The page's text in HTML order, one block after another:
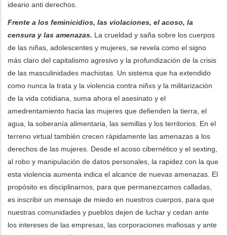
ideario anti derechos.
Frente a los feminicidios, las violaciones, el acoso, la
censura y las amenazas. La crueldad y saña sobre los cuerpos
de las niñas, adolescentes y mujeres, se revela como el signo
más claro del capitalismo agresivo y la profundización de la crisis
de las masculinidades machistas. Un sistema que ha extendido
como nunca la trata y la violencia contra niñxs y la militarización
de la vida cotidiana, suma ahora el asesinato y el
amedrentamiento hacia las mujeres que defienden la tierra, el
agua, la soberanía alimentaria, las semillas y los territorios. En el
terreno virtual también crecen rápidamente las amenazas a los
derechos de las mujeres. Desde el acoso cibernético y el sexting,
al robo y manipulación de datos personales, la rapidez con la que
esta violencia aumenta indica el alcance de nuevas amenazas. El
propósito es disciplinarnos, para que permanezcamos calladas,
es inscribir un mensaje de miedo en nuestros cuerpos, para que
nuestras comunidades y pueblos dejen de luchar y cedan ante
los intereses de las empresas, las corporaciones mafiosas y ante